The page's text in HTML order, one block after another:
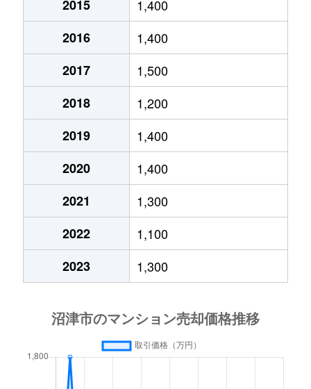
高沢町 380万円 沼津
高沢町
1,800万円 沼津
高沢町
3,000万円 沼津
高島町
2,400万円 沼津
高島町
2,200万円 沼津
常盤町
830万円 沼津
常盤町
800万円 沼津
1,300万円 沼津
本田町
2,800万円 沼津
2015
1,400
2016
1,400
2017
1,500
2018
1,200
2019
1,400
2020
1,400
2021
1,300
2022
1,100
2023
1,300